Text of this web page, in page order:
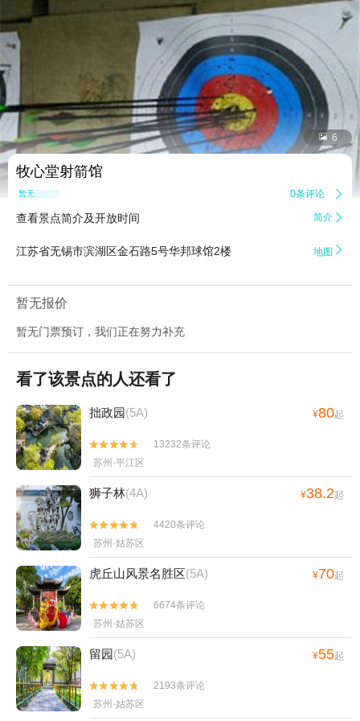
 6
牧心堂射箭馆
暂无点评 0条评论 
查看景点简介及开放时间 简介 
江苏省无锡市滨湖区金石路5号华邦球馆2楼 地图 
暂无报价
暂无门票预订，我们正在努力补充
看了该景点的人还看了
拙政园(5A) ¥80起


13232条评论
苏州·平江区
狮子林(4A) ¥38.2起


4420条评论
苏州·姑苏区
虎丘山风景名胜区(5A) ¥70起


6674条评论
苏州·姑苏区
留园(5A) ¥55起


2193条评论
苏州·姑苏区
